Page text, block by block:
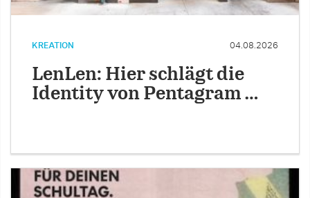
KREATION 04.08.2026
LenLen: Hier schlägt die
Identity von Pentagram …